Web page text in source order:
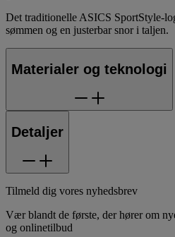
Det traditionelle ASICS SportStyle-
sømmen og en justerbar snor i taljen.
Materialer og teknologi
Detaljer
Tilmeld dig vores nyhedsbrev
Vær blandt de første, der hører om
og onlinetilbud